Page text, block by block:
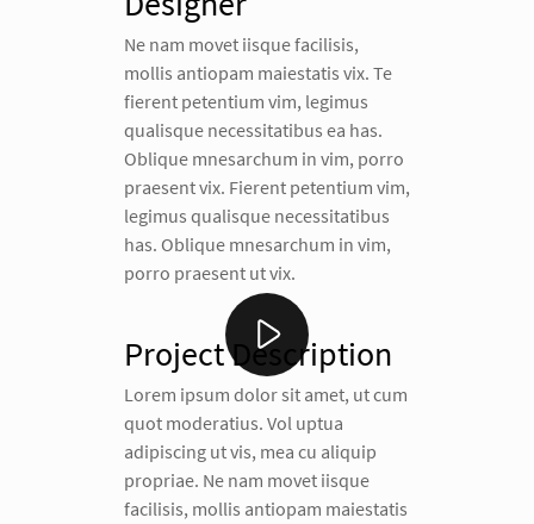
Ne nam movet iisque facilisis,
mollis antiopam maiestatis vix. Te
fierent petentium vim, legimus
qualisque necessitatibus ea has.
Oblique mnesarchum in vim, porro
praesent vix. Fierent petentium vim,
legimus qualisque necessitatibus
has. Oblique mnesarchum in vim,
porro praesent ut vix.
Project Description
Lorem ipsum dolor sit amet, ut cum
quot moderatius. Vol uptua
adipiscing ut vis, mea cu aliquip
propriae. Ne nam movet iisque
facilisis, mollis antiopam maiestatis